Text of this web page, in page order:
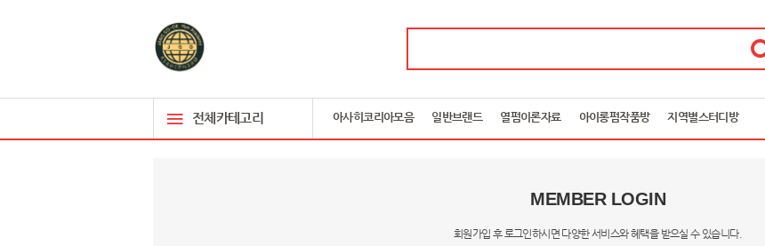
전체카테고리 아사히코리아모음 일반브랜드 열펌이론자료 아이롱펌작품방 지역별스터디방
MEMBER LOGIN
회원가입 후 로그인하시면 다양한 서비스와 혜택을 받으실 수 있습니다.